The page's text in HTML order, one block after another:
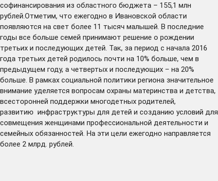
софинансирования из областного бюджета – 155,1 млн
рублей.Отметим, что ежегодно в Ивановской области
появляются на свет более 11 тысяч малышей. В последние
годы все больше семей принимают решение о рождении
третьих и последующих детей. Так, за период с начала 2016
года третьих детей родилось почти на 10% больше, чем в
предыдущем году, а четвертых и последующих – на 20%
больше. В рамках социальной политики региона значительное
внимание уделяется вопросам охраны материнства и детства,
всесторонней поддержки многодетных родителей,
развитию инфраструктуры для детей и созданию условий для
совмещения женщинами профессиональной деятельности и
семейных обязанностей. На эти цели ежегодно направляется
более 2 млрд. рублей.